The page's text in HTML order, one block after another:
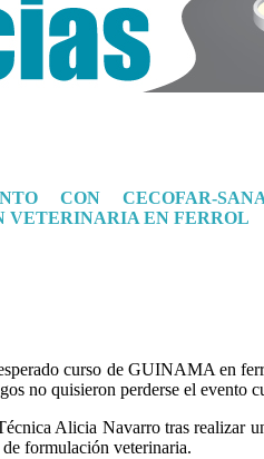
CON CECOFAR-
VETERINARIA EN FERROL
curso de GUINAMA en
no quisieron perderse el evento
Alicia Navarro tras realizar
formulación veterinaria.